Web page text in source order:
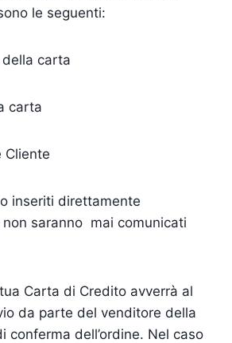
le seguenti:
carta
carta
Cliente
inseriti direttamente
non saranno mai comunicati
Carta di Credito avverrà al
da parte del venditore della
conferma dell’ordine. Nel caso